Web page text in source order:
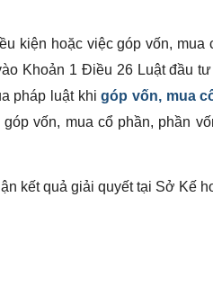
kiện hoặc việc góp vốn, mua
Khoản 1 Điều 26 Luật đầu
pháp luật khigóp vốn, mua
vốn, mua cổ phần, phần
kết quả giải quyết tại Sở Kế